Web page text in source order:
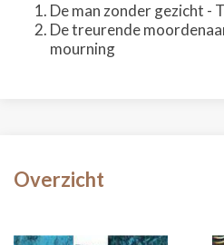
De man zonder gezicht -
De treurende
mourning
Overzicht